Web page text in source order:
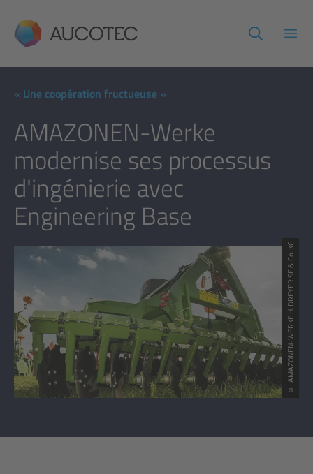
AUCOTEC
« Une coopération fructueuse »
AMAZONEN-Werke
modernise ses processus
d'ingénierie avec
Engineering Base
© AMAZONEN-WERKE H. DREYER SE & Co. KG